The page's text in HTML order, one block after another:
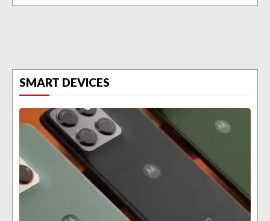
SMART DEVICES